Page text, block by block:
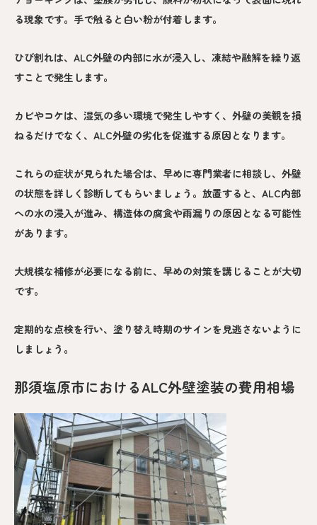
る現象です。手で触ると白い粉が付着します。
ひび割れは、ALC外壁の内部に水が浸入し、凍結や融解を繰り返
すことで発生します。
カビやコケは、湿気の多い環境で発生しやすく、外壁の美観を損
ねるだけでなく、ALC外壁の劣化を促進する原因となります。
これらの症状が見られた場合は、早めに専門業者に相談し、外壁
の状態を詳しく診断してもらいましょう。放置すると、ALC内部
への水の浸入が進み、構造体の腐食や雨漏りの原因となる可能性
があります。
大規模な補修が必要になる前に、早めの対策を講じることが大切
です。
定期的な点検を行い、塗り替え時期のサインを見逃さないように
しましょう。
那須塩原市におけるALC外壁塗装の費用相場